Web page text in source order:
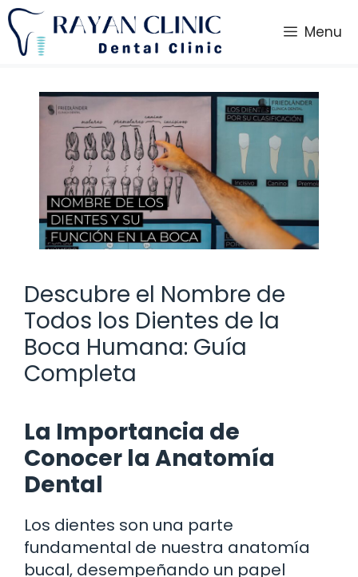
Saltar
al
contenido
Menu
Descubre el Nombre de
Todos los Dientes de la
Boca Humana: Guía
Completa
La Importancia de
Conocer la Anatomía
Dental
Los dientes son una parte
fundamental de nuestra anatomía
bucal, desempeñando un papel